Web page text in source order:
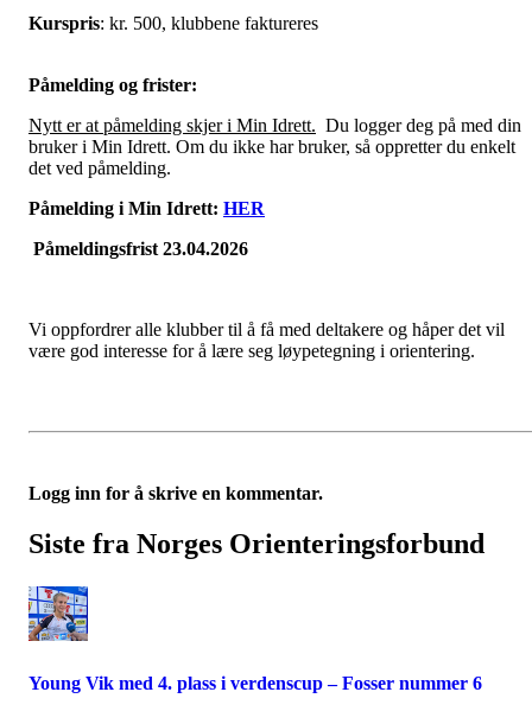
Kurspris: kr. 500, klubbene faktureres
Påmelding og frister:
Nytt er at påmelding skjer i Min Idrett. Du logger deg på med din
bruker i Min Idrett. Om du ikke har bruker, så oppretter du enkelt
det ved påmelding.
Påmelding i Min Idrett: HER
Påmeldingsfrist 23.04.2026
Vi oppfordrer alle klubber til å få med deltakere og håper det vil
være god interesse for å lære seg løypetegning i orientering.
Logg inn for å skrive en kommentar.
Siste fra Norges Orienteringsforbund
Young Vik med 4. plass i verdenscup – Fosser nummer 6